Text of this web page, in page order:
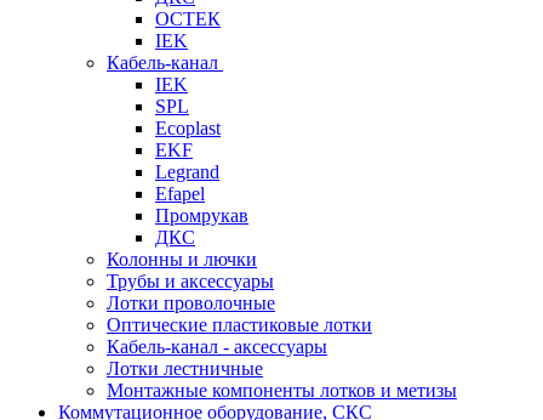
ОСТЕК
IEK
Кабель-канал
IEK
SPL
Ecoplast
EKF
Legrand
Efapel
Промрукав
ДКС
Колонны и лючки
Трубы и аксессуары
Лотки проволочные
Оптические пластиковые лотки
Кабель-канал - аксессуары
Лотки лестничные
Монтажные компоненты лотков и метизы
Коммутационное оборудование, СКС